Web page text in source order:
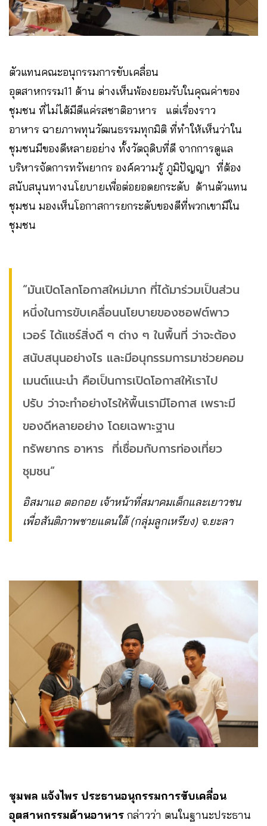
ตัวแทนคณะอนุกรรมการขับเคลื่อน
อุตสาหกรรม11 ด้าน ต่างเห็นพ้องยอมรับในคุณค่าของ
ชุมชน ที่ไม่ได้มีดีแค่รสชาติอาหาร แต่เรื่องราว
อาหาร ฉายภาพทุนวัฒนธรรมทุกมิติ ที่ทำให้เห็นว่าใน
ชุมชนมีของดีหลายอย่าง ทั้งวัตถุดิบที่ดี จากการดูแล
บริหารจัดการทรัพยากร องค์ความรู้ ภูมิปัญญา ที่ต้อง
สนับสนุนทางนโยบายเพื่อต่อยอดยกระดับ ด้านตัวแทน
ชุมชน มองเห็นโอกาสการยกระดับของดีที่พวกเขามีใน
ชุมชน
“มันเปิดโลกโอกาสใหม่มาก ที่ได้มาร่วมเป็นส่วน
หนึ่งในการขับเคลื่อนนโยบายของซอฟต์พาว
เวอร์ ได้แชร์สิ่งดี ๆ ต่าง ๆ ในพื้นที่ ว่าจะต้อง
สนับสนุนอย่างไร และมีอนุกรรมการมาช่วยคอม
เมนต์แนะนำ คือเป็นการเปิดโอกาสให้เราไป
ปรับ ว่าจะทำอย่างไรให้พื้นเรามีโอกาส เพราะมี
ของดีหลายอย่าง โดยเฉพาะฐาน
ทรัพยากร อาหาร ที่เชื่อมกับการท่องเที่ยว
ชุมชน“
อิสมาแอ ตอกอย เจ้าหน้าที่สมาคมเด็กและเยาวชน
เพื่อสันติภาพชายแดนใต้ (กลุ่มลูกเหรียง) จ.ยะลา
ชุมพล แจ้งไพร ประธานอนุกรรมการขับเคลื่อน
อุตสาหกรรมด้านอาหาร กล่าวว่า ตนในฐานะประธาน